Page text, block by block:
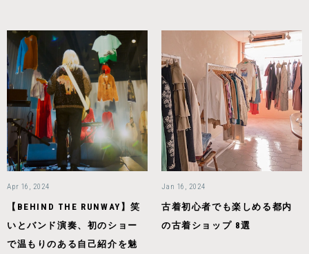
Apr 16, 2024
【BEHIND THE RUNWAY】笑
いとバンド演奏、初のショー
で温もりのある自己紹介を魅
Jan 16, 2024
古着初心者でも楽しめる都内
の古着ショップ 8選